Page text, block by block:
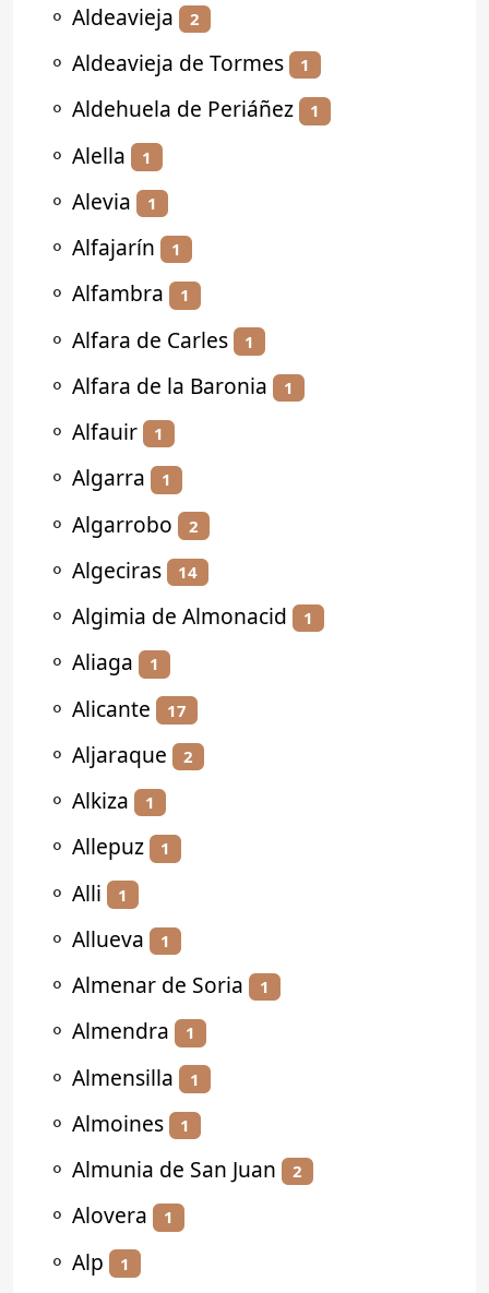
⚬ Aldeavieja 2
⚬ Aldeavieja de Tormes 1
⚬ Aldehuela de Periáñez 1
⚬ Alella 1
⚬ Alevia 1
⚬ Alfajarín 1
⚬ Alfambra 1
⚬ Alfara de Carles 1
⚬ Alfara de la Baronia 1
⚬ Alfauir 1
⚬ Algarra 1
⚬ Algarrobo 2
⚬ Algeciras 14
⚬ Algimia de Almonacid 1
⚬ Aliaga 1
⚬ Alicante 17
⚬ Aljaraque 2
⚬ Alkiza 1
⚬ Allepuz 1
⚬ Alli 1
⚬ Allueva 1
⚬ Almenar de Soria 1
⚬ Almendra 1
⚬ Almensilla 1
⚬ Almoines 1
⚬ Almunia de San Juan 2
⚬ Alovera 1
⚬ Alp 1